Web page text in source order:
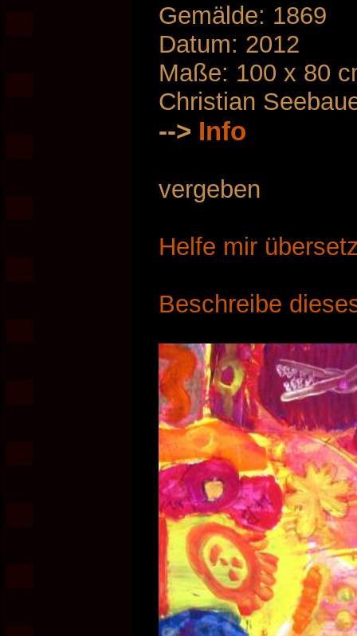
Gemälde: 1869
Datum: 2012
Maße: 100 x 80
Christian
--> Info
vergeben
Helfe mir
Beschreibe